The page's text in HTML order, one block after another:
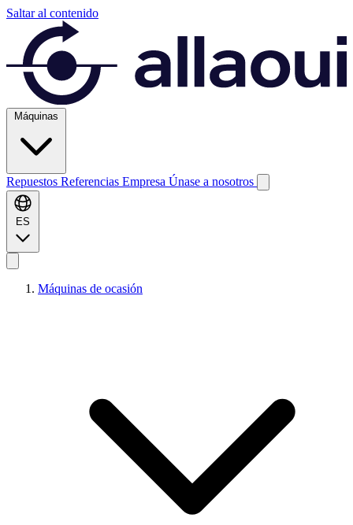
Saltar al contenido
Máquinas
Repuestos Referencias Empresa Únase a nosotros
ES
Máquinas de ocasión